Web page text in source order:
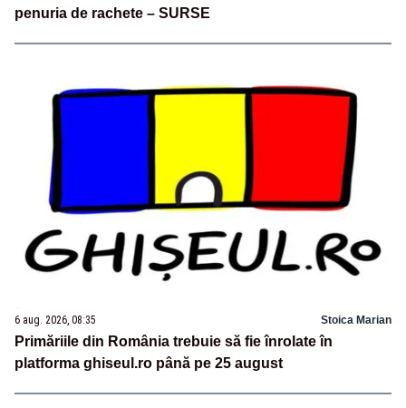
penuria de rachete – SURSE
6 aug. 2026, 08:35 Stoica Marian
Primăriile din România trebuie să fie înrolate în
platforma ghiseul.ro până pe 25 august